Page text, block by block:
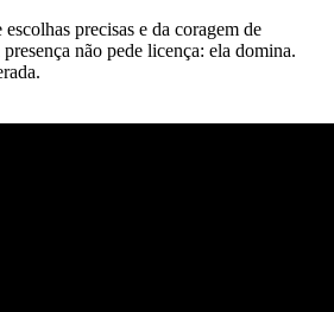
precisas e da coragem de
não pede licença: ela domina.